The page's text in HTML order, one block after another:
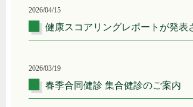
2026/04/15
健康スコアリングレポートが発表
2026/03/19
春季合同健診 集合健診のご案内